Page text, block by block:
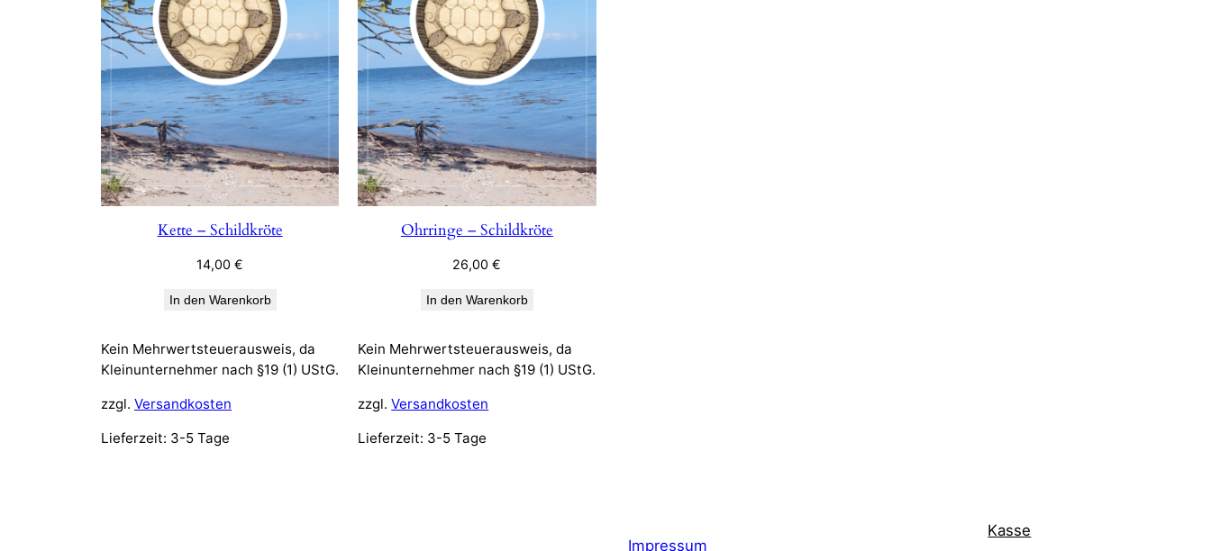
Kette – Schildkröte
14,00€
In den Warenkorb
Kein Mehrwertsteuerausweis, da
Kleinunternehmer nach §19 (1) UStG.
zzgl. Versandkosten
Lieferzeit: 3-5 Tage
Ohrringe – Schildkröte
26,00€
In den Warenkorb
Kein Mehrwertsteuerausweis, da
Kleinunternehmer nach §19 (1) UStG.
zzgl.Versandkosten
Lieferzeit: 3-5 Tage
Impressum
Kasse